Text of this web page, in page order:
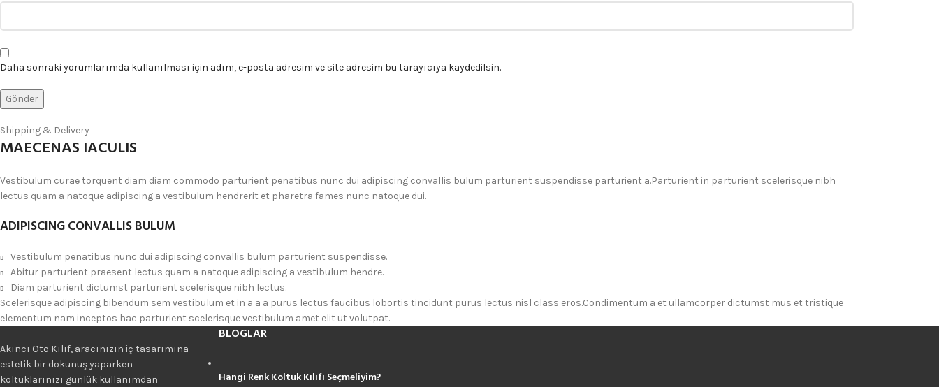
Daha sonraki yorumlarımda kullanılması için adım, e-posta adresim ve site adresim bu tarayıcıya kaydedilsin.
Shipping & Delivery
MAECENAS IACULIS
Vestibulum curae torquent diam diam commodo parturient penatibus nunc dui adipiscing convallis bulum parturient suspendisse parturient a.Parturient in parturient scelerisque nibh
lectus quam a natoque adipiscing a vestibulum hendrerit et pharetra fames nunc natoque dui.
ADIPISCING CONVALLIS BULUM
Vestibulum penatibus nunc dui adipiscing convallis bulum parturient suspendisse.
Abitur parturient praesent lectus quam a natoque adipiscing a vestibulum hendre.
Diam parturient dictumst parturient scelerisque nibh lectus.
Scelerisque adipiscing bibendum sem vestibulum et in a a a purus lectus faucibus lobortis tincidunt purus lectus nisl class eros.Condimentum a et ullamcorper dictumst mus et tristique
elementum nam inceptos hac parturient scelerisque vestibulum amet elit ut volutpat.
Akıncı Oto Kılıf, aracınızın iç tasarımına
estetik bir dokunuş yaparken
koltuklarınızı günlük kullanımdan
BLOGLAR
Hangi Renk Koltuk Kılıfı Seçmeliyim?